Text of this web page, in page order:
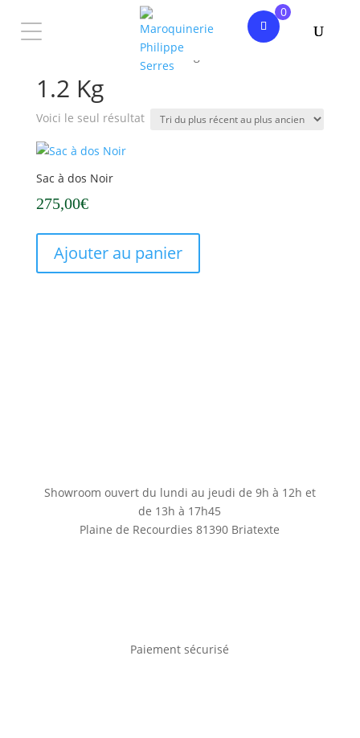
0
/ Produit Poids / 1.2 Kg
1.2 Kg
Voici le seul résultat
Sac à dos Noir
275,00€
Ajouter au panier
Showroom ouvert du lundi au jeudi de 9h à 12h et
de 13h à 17h45
Plaine de Recourdies81390 Briatexte
Paiement sécurisé